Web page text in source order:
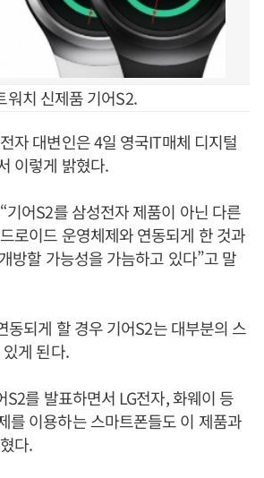
치 신제품 기어S2.
자 대변인은 4일 영국IT매체 디지털
이렇게 밝혔다.
기어S2를 삼성전자 제품이 아닌 다른
로이드 운영체제와 연동되게 한 것과
방할 가능성을 가늠하고 있다”고 말
동되게 할 경우 기어S2는 대부분의 스
게 된다.
S2를 발표하면서 LG전자, 화웨이 등
를 이용하는 스마트폰들도 이 제품과
다.